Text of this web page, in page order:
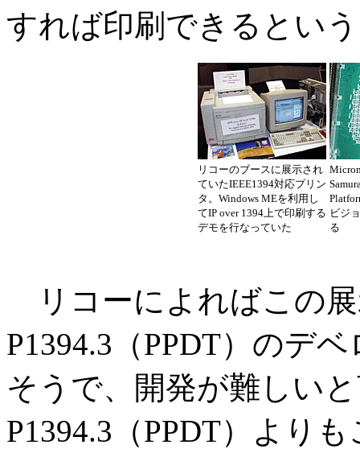
すれば印刷できるとい
リコーのブースに展示され
ていたIEEE1394対応プリン
タ。Windows MEを利用し
てIP over 1394上で印刷する
デモを行なっていた
ビジ
る
リコーによればこの展
P1394.3（PPDT）のデ
そうで、開発が難しい
P1394.3（PPDT）より